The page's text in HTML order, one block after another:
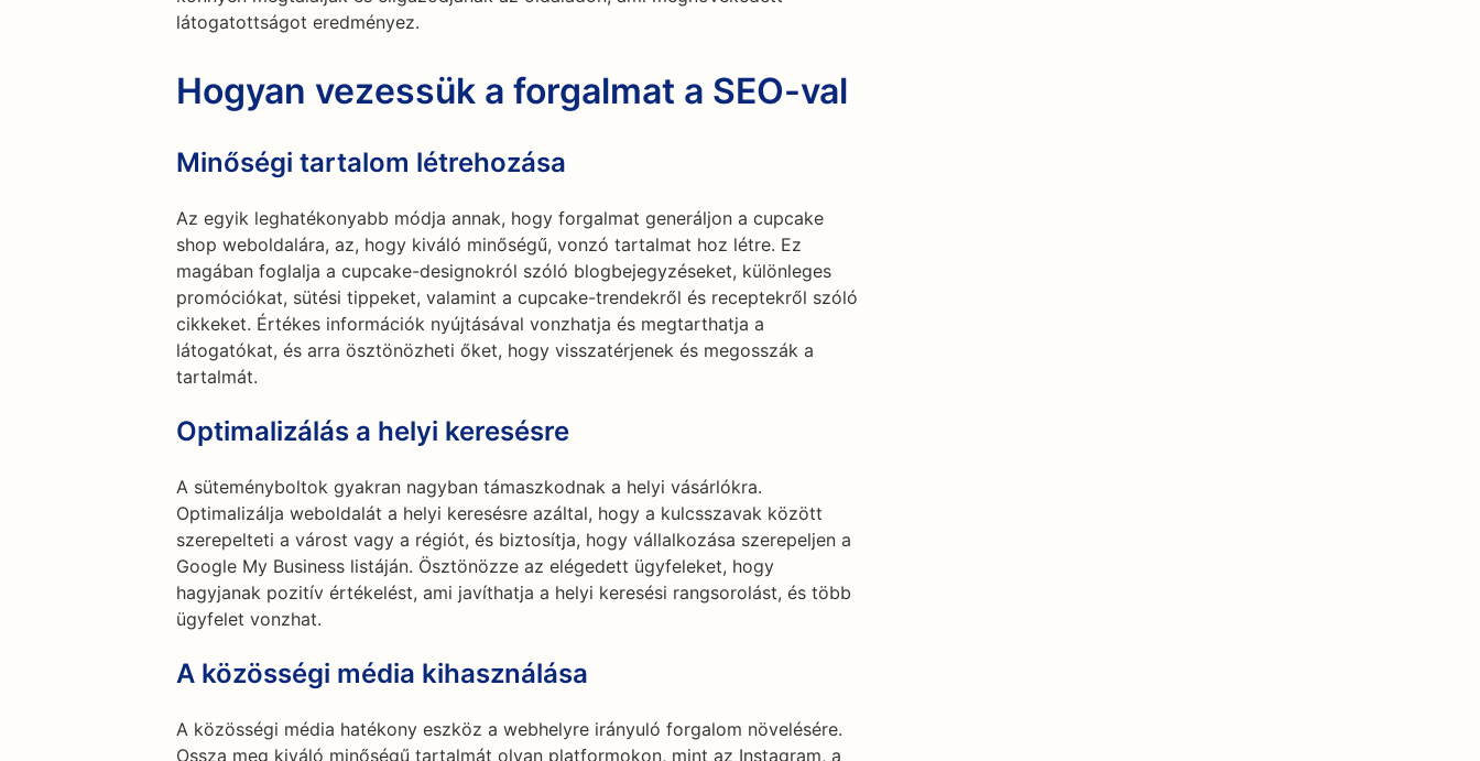
látogatottságot eredményez.
Hogyan vezessük a forgalmat a SEO-val
Minőségi tartalom létrehozása
Az egyik leghatékonyabb módja annak, hogy forgalmat generáljon a cupcake
shop weboldalára, az, hogy kiváló minőségű, vonzó tartalmat hoz létre. Ez
magában foglalja a cupcake-designokról szóló blogbejegyzéseket, különleges
promóciókat, sütési tippeket, valamint a cupcake-trendekről és receptekről szóló
cikkeket. Értékes információk nyújtásával vonzhatja és megtarthatja a
látogatókat, és arra ösztönözheti őket, hogy visszatérjenek és megosszák a
tartalmát.
Optimalizálás a helyi keresésre
A süteményboltok gyakran nagyban támaszkodnak a helyi vásárlókra.
Optimalizálja weboldalát a helyi keresésre azáltal, hogy a kulcsszavak között
szerepelteti a várost vagy a régiót, és biztosítja, hogy vállalkozása szerepeljen a
Google My Business listáján. Ösztönözze az elégedett ügyfeleket, hogy
hagyjanak pozitív értékelést, ami javíthatja a helyi keresési rangsorolást, és több
ügyfelet vonzhat.
A közösségi média kihasználása
A közösségi média hatékony eszköz a webhelyre irányuló forgalom növelésére.
Ossza meg kiváló minőségű tartalmát olyan platformokon, mint az Instagram, a